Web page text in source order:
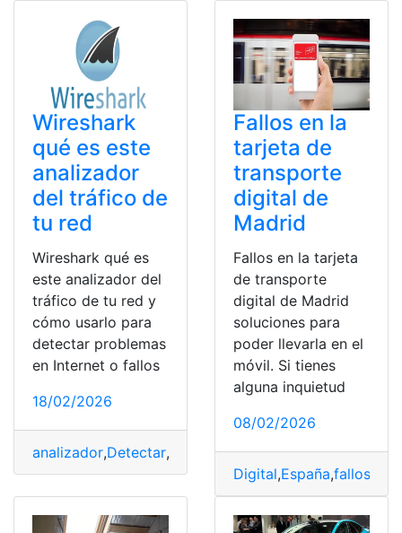
Wireshark
qué es este
analizador
del tráfico de
tu red
Wireshark qué es
este analizador del
tráfico de tu red y
cómo usarlo para
detectar problemas
en Internet o fallos
18/02/2026
analizador,Detectar, Internet,Problemas,Red,
Fallos en la
tarjeta de
transporte
digital de
Madrid
Fallos en la tarjeta
de transporte
digital de Madrid
soluciones para
poder llevarla en el
móvil. Si tienes
alguna inquietud
08/02/2026
Digital,España,fallos